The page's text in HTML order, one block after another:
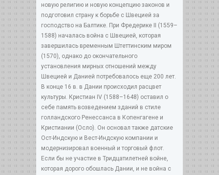
новую религию и новую концепцию законов и
подготовил страну к борьбе с Швецией за
господство на Балтике. При Фредерике II (1559–
1588) началась война с Швецией, которая
завершилась временным Штеттинским миром
(1570), однако до окончательного
установления мирных отношений между
Швецией и Данией потребовалось еще 200 лет.
В конце 16 в. в Дании происходил расцвет
культуры. Кристиан IV (1588–1648) оставил о
себе память возведением зданий в стиле
голландского Ренессанса в Копенгагене и
Кристиании (Осло). Он основал также датские
Ост-Индскую и Вест-Индскую компании и
модернизировал военный и торговый флот.
Если бы не участие в Тридцатилетней войне,
которая дорого обошлась Дании, и не война с